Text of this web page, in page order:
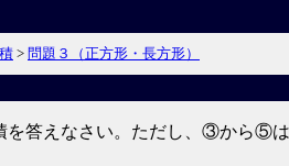
> 問題３（正方形・長方形）
答えなさい。ただし、③から⑤は